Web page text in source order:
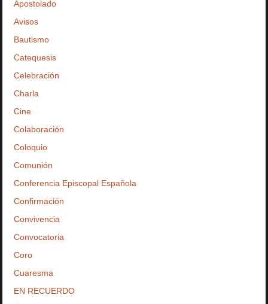
Apostolado
Avisos
Bautismo
Catequesis
Celebración
Charla
Cine
Colaboración
Coloquio
Comunión
Conferencia Episcopal Española
Confirmación
Convivencia
Convocatoria
Coro
Cuaresma
EN RECUERDO